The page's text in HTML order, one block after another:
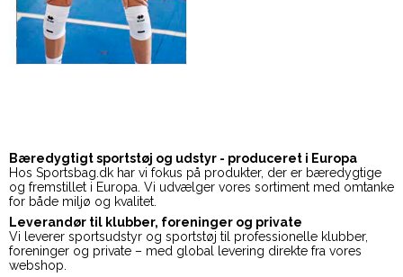
Bæredygtigt sportstøj og udstyr - produceret i Europa
Hos Sportsbag.dk har vi fokus på produkter, der er bæredygtige
og fremstillet i Europa. Vi udvælger vores sortiment med omtanke
for både miljø og kvalitet.
Leverandør til klubber, foreninger og private
Vi leverer sportsudstyr og sportstøj til professionelle klubber,
foreninger og private – med global levering direkte fra vores
webshop.